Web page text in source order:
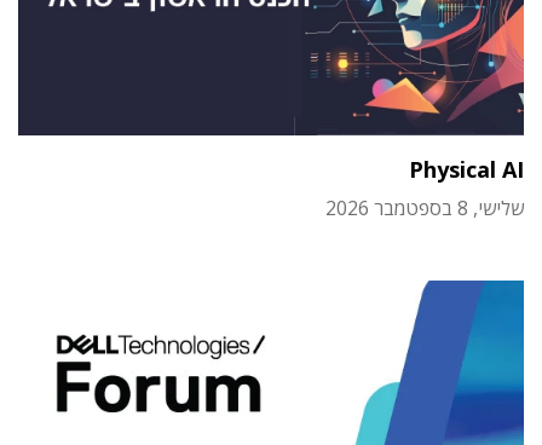
Physical AI
שלישי, 8 בספטמבר 2026